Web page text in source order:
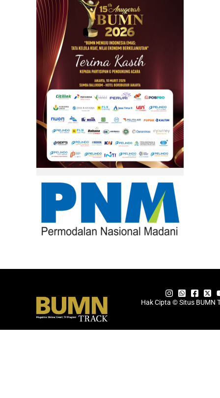
Hak Cipta © Situs BUMN